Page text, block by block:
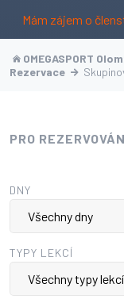
Mám zájem o
OMEGASPORT
Rezervace
PRO
DNY
TYPY LEKCÍ